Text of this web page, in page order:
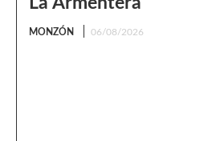
MONZÓN 06/08/2026